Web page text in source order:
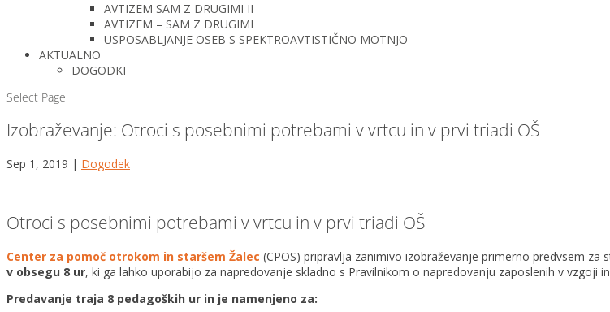
AVTIZEM SAM Z DRUGIMI II
AVTIZEM – SAM Z DRUGIMI
USPOSABLJANJE OSEB S SPEKTROAVTISTIČNO MOTNJO
AKTUALNO
DOGODKI
Select Page
Izobraževanje: Otroci s posebnimi potrebami v vrtcu in v prvi triadi OŠ
Sep 1, 2019 | Dogodek
Otroci s posebnimi potrebami v vrtcu in v prvi triadi OŠ
Center za pomoč otrokom in staršem Žalec (CPOS) pripravlja zanimivo izobraževanje primerno predvsem za
v obsegu 8 ur, ki ga lahko uporabijo za napredovanje skladno s Pravilnikom o napredovanju zaposlenih v vzgoji
Predavanje traja 8 pedagoških ur in je namenjeno za: